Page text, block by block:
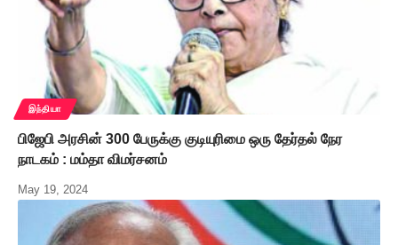
இந்தியா
பிஜேபி அரசின் 300 பேருக்கு குடியுரிமை ஒரு தேர்தல் நேர
நாடகம் : மம்தா விமர்சனம்
May 19, 2024